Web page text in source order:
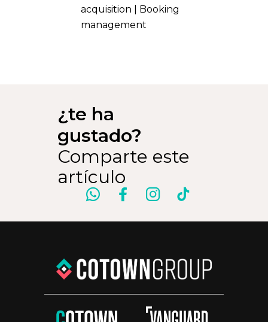
acquisition | Booking
management
¿te ha
gustado?
Comparte este
artículo